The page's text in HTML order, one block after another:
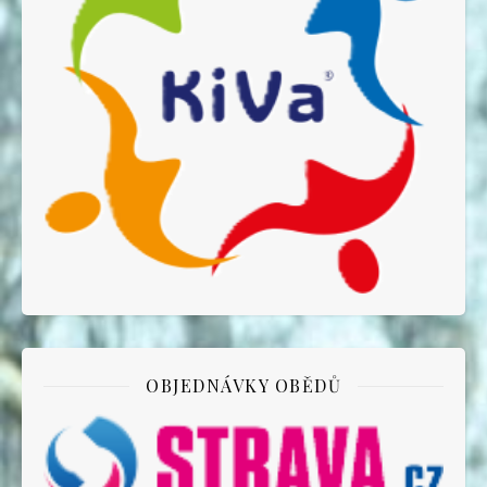
OBJEDNÁVKY OBĚDŮ